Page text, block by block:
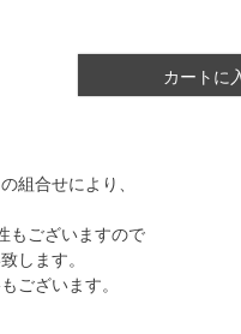
カートに
組合せにより、
もございますので
します。
ございます。